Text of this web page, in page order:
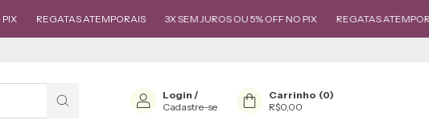
REGATAS ATEMPORAIS 3X SEM JUROS OU 5% OFF NO PIX REGATAS ATEMPORAIS
Login /
Cadastre-se
Carrinho (0)
R$0,00